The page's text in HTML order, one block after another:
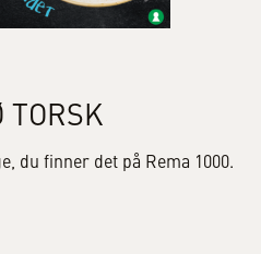
TORSK
du finner det på Rema 1000.